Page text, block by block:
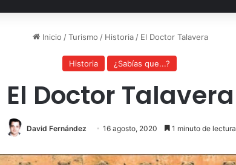
Inicio /Turismo / Historia / El Doctor Talavera
Historia ¿Sabías que...?
El Doctor Talavera
David Fernández 16 agosto, 2020 1 minuto de lectura